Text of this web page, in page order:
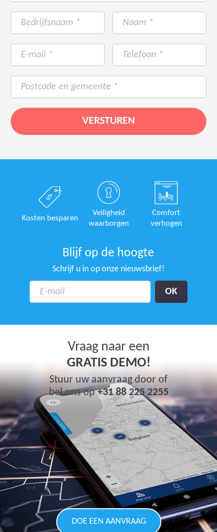
Kosten besparen
Veiligheid
waarborgen
Comfort
verhogen
Blijf op de hoogte
Schrijf u in op onze nieuwsbrief!
Vraag naar een
GRATIS DEMO!
Stuur uw aanvraag door of
bel ons op+31 88 225 2255
DOE EEN AANVRAAG